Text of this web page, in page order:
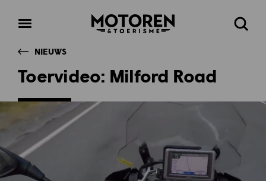
Open
Homepage Zoeken
NIEUWS
Toervideo: Milford Road